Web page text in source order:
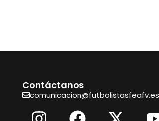
Contáctanos
comunicacion@futbolistasfeafv.es